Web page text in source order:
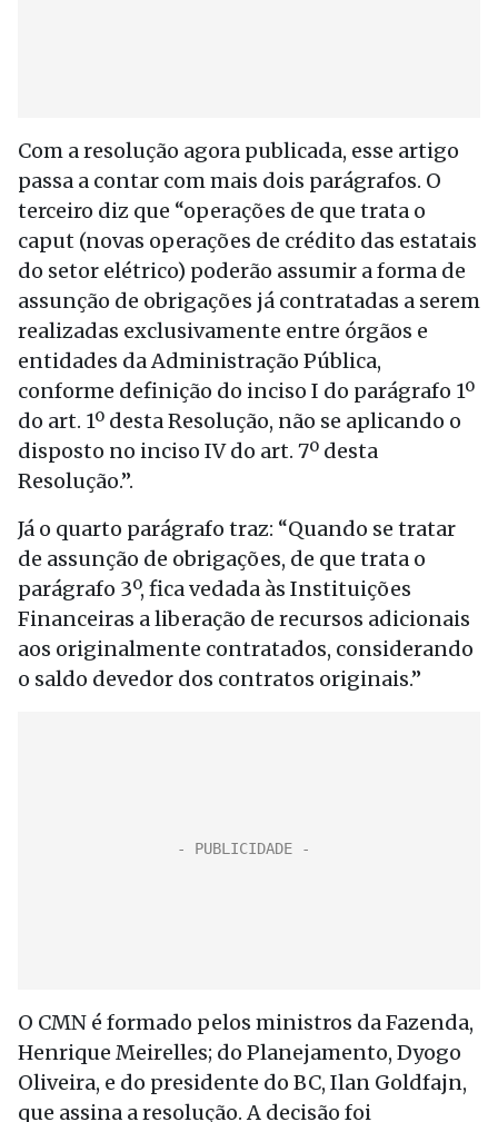
Com a resolução agora publicada, esse artigo
passa a contar com mais dois parágrafos. O
terceiro diz que “operações de que trata o
caput (novas operações de crédito das estatais
do setor elétrico) poderão assumir a forma de
assunção de obrigações já contratadas a serem
realizadas exclusivamente entre órgãos e
entidades da Administração Pública,
conforme definição do inciso I do parágrafo 1º
do art. 1º desta Resolução, não se aplicando o
disposto no inciso IV do art. 7º desta
Resolução.”.
Já o quarto parágrafo traz: “Quando se tratar
de assunção de obrigações, de que trata o
parágrafo 3º, fica vedada às Instituições
Financeiras a liberação de recursos adicionais
aos originalmente contratados, considerando
o saldo devedor dos contratos originais.”
O CMN é formado pelos ministros da Fazenda,
Henrique Meirelles; do Planejamento, Dyogo
Oliveira, e do presidente do BC, Ilan Goldfajn,
que assina a resolução. A decisão foi